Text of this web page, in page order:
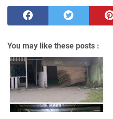
You may like these posts :